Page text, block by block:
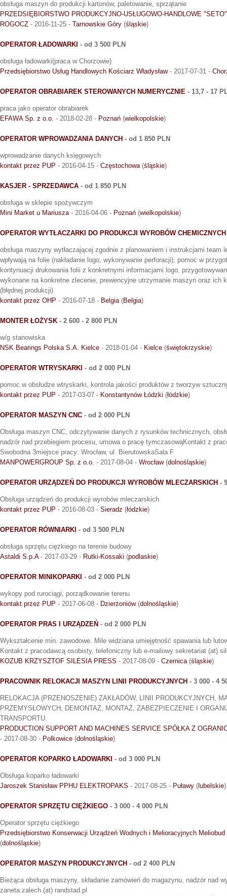
obsługa maszyn do produkcji kartonów, paletowanie, sprzątanie
PRZEDSIĘBIORSTWO PRODUKCYJNO-USŁUGOWO-HANDLOWE
ROGOCZ - 2016-11-25 - Tarnowskie Góry (śląskie)
OPERATOR ŁADOWARKI - od 3 500 PLN
obsługa ładowarki(praca w Chorzowie)
Przedsiębiorstwo Usług Handlowych Kościarz Władysław- 2017-07-31 -
OPERATOR OBRABIAREK STEROWANYCH NUMERYCZNIE - 13,7 - 17
praca jako operator obrabiarek
EFAWA Sp. z o.o. - 2018-02-28 - Poznań (wielkopolskie)
OPERATOR WPROWADZANIA DANYCH - od 1 850 PLN
wprowadzanie danych księgowych
kontakt przez PUP - 2016-04-15 - Częstochowa(śląskie)
KASJER - SPRZEDAWCA - od 1 850 PLN
obsługa w sklepie spożywczym
Mini Market u Mariusza- 2016-04-06 - Poznań (wielkopolskie)
OPERATOR WYTŁACZARKI DO PRODUKCJI WYROBÓW CHEMICZNYCH
obsługa maszyny wytłaczającej zgodnie z planowaniem i instrukcjami team
wpływają na folie (nakładanie logo, wykonywanie perforacji), pomoc w
kontynuacji drukowania folii z konkretnymi informacjami logo,
wykonane na konkretne zlecenie, prewencyjne utrzymanie maszyn oraz ich
(błędnej produkcji)
kontakt przez OHP - 2016-07-18 - Belgia(Belgia)
MONTER ŁOŻYSK - 2 600 - 2 800 PLN
w/g stanowiska
NSK Bearings Polska S.A. Kielce - 2018-01-04 - Kielce (świętokrzyskie)
OPERATOR WTRYSKARKI - od 2 000 PLN
pomoc w obsłudze wtryskarki, kontrola jakości produktów z tworzyw
kontakt przez PUP - 2017-03-07 - Konstantynów Łódzki (łódzkie)
OPERATOR MASZYN CNC - od 2 000 PLN
Obsługa maszyn CNC, odczytywanie danych z rysunków technicznych,
nadzór nad przebiegiem procesu, umowa o pracę tymczasowąKontakt z
Swobodna 3miejsce pracy: Wrocław, ul. BierutowskaSala F
MANPOWERGROUP Sp. z o.o. - 2017-08-04 - Wrocław(dolnośląskie)
OPERATOR URZĄDZEŃ DO PRODUKCJI WYROBÓW MLECZARSKICH -
Obsługa urządzeń do produkcji wyrobów mleczarskich
kontakt przez PUP - 2016-08-03 - Sieradz (łódzkie)
OPERATOR RÓWNIARKI - od 3 500 PLN
obsługa sprzętu ciężkiego na terenie budowy
Astaldi S.p.A- 2017-03-29 - Rutki-Kossaki (podlaskie)
OPERATOR MINIKOPARKI - od 2 000 PLN
wykopy pod rurociągi, porządkowanie terenu
kontakt przez PUP - 2017-06-08 - Dzierżoniów(dolnośląskie)
OPERATOR PRAS I URZĄDZEŃ - od 2 000 PLN
Wykształcenie min. zawodowe. Mile widziana umiejętność spawania lub
Kontakt z pracodawcą osobisty, telefoniczny lub e-mailowy sekretariat (at)
KOZUB KRZYSZTOF SILESIA PRESS - 2017-08-09 - Czernica(śląskie)
PRACOWNIK RELOKACJI MASZYN LINII PRODUKCYJNYCH - 3 000 - 4
RELOKACJA (PRZENOSZENIE) ZAKŁADÓW, LINII PRODUKCYJNYCH,
PRZEMYSŁOWYCH, DEMONTAŻ, MONTAŻ, ZABEZPIECZENIE I
TRANSPORTU.
PRODUCTION SUPPORT AND MACHINES SERVICE SPÓŁKA Z
- 2017-08-30 - Polkowice (dolnośląskie)
OPERATOR KOPARKO ŁADOWARKI - od 3 000 PLN
Obsługa koparko ładowarki
Jaroszek Stanisław PPHU ELEKTROPAKS - 2017-08-25 - Puławy ( lubelskie)
OPERATOR SPRZĘTU CIĘŻKIEGO - 3 000 - 4 000 PLN
Operator sprzętu ciężkiego
Przedsiębiorstwo Konserwacji Urządzeń Wodnych i Melioracyjnych Meliobud
(dolnośląskie)
OPERATOR MASZYN PRODUKCYJNYCH - od 2 400 PLN
Bieżąca obsługa maszyny, składanie zamówień do magazynu, nadzór nad
zaneta.zalech (at) randstad.pl